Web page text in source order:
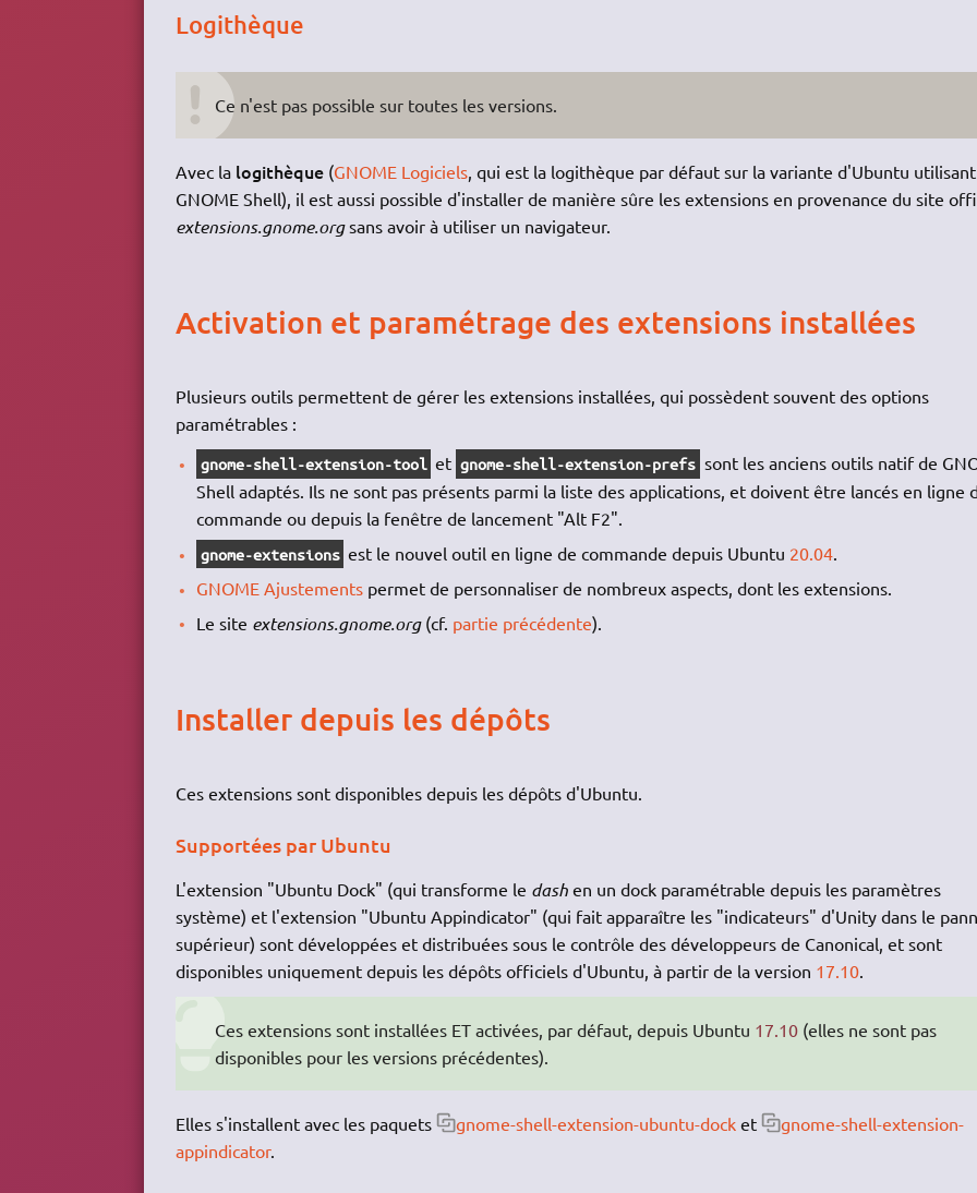
Logithèque
Ce n'est pas possible sur toutes les versions.
Avec la logithèque(GNOME Logiciels, qui est la logithèque par défaut sur la variante d'Ubuntu utilisant
GNOME Shell), il est aussi possible d'installer de manière sûre les extensions en provenance du site
extensions.gnome.orgsans avoir à utiliser un navigateur.
Activation et paramétrage des extensions installées
Plusieurs outils permettent de gérer les extensions installées, qui possèdent souvent des options
paramétrables :
gnome-shell-extension-tool et gnome-shell-extension-prefs sont les anciens outils natif de
Shell adaptés. Ils ne sont pas présents parmi la liste des applications, et doivent être lancés en ligne
commande ou depuis la fenêtre de lancement "Alt F2".
gnome-extensions est le nouvel outil en ligne de commande depuis Ubuntu 20.04
GNOME Ajustements permet de personnaliser de nombreux aspects, dont les extensions.
Le site extensions.gnome.org(cf. partie précédente).
Installer depuis les dépôts
Ces extensions sont disponibles depuis les dépôts d'Ubuntu.
Supportées par Ubuntu
L'extension "Ubuntu Dock" (qui transforme le dashen un dock paramétrable depuis les paramètres
système) et l'extension "Ubuntu Appindicator" (qui fait apparaître les "indicateurs" d'Unity dans le
supérieur) sont développées et distribuées sous le contrôle des développeurs de Canonical, et sont
disponibles uniquement depuis les dépôts officiels d'Ubuntu, à partir de la version 17.10.
Ces extensions sont installées ET activées, par défaut, depuis Ubuntu 17.10(elles ne sont pas
disponibles pour les versions précédentes).
Elles s'installent avec les paquets gnome-shell-extension-ubuntu-docket
gnome-shell-extension-
appindicator.